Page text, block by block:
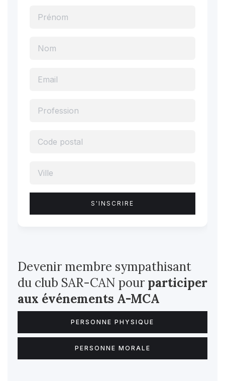
Devenir membre sympathisant
du club SAR-CAN pour participer
aux événements A-MCA
PERSONNE PHYSIQUE
PERSONNE MORALE